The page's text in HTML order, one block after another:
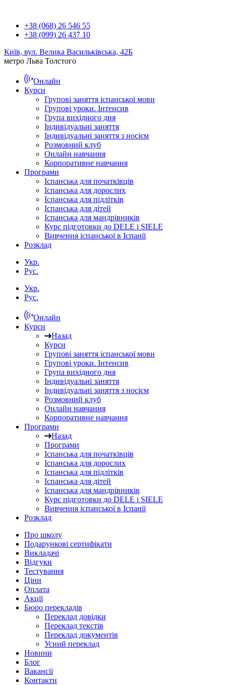
+38 (068) 26 546 55
+38 (099) 26 437 10
Київ, вул. Велика Васильківська, 42Б
метро Льва Толстого
Онлайн
Курси
Групові заняття іспанської мови
Групові уроки. Інтенсив
Група вихідного дня
Індивідуальні заняття
Індивідуальні заняття з носієм
Розмовний клуб
Онлайн навчання
Корпоративне навчання
Програми
Іспанська для початківців
Іспанська для дорослих
Іспанська для підлітків
Іспанська для дітей
Іспанська для мандрівників
Курс підготовки до DELE і SIELE
Вивчення іспанської в Іспанії
Розклад
Укр.
Рус.
Укр.
Рус.
Онлайн
Курси
Назад
Курси
Групові заняття іспанської мови
Групові уроки. Інтенсив
Група вихідного дня
Індивідуальні заняття
Індивідуальні заняття з носієм
Розмовний клуб
Онлайн навчання
Корпоративне навчання
Програми
Назад
Програми
Іспанська для початківців
Іспанська для дорослих
Іспанська для підлітків
Іспанська для дітей
Іспанська для мандрівників
Курс підготовки до DELE і SIELE
Вивчення іспанської в Іспанії
Розклад
Про школу
Подарункові сертифікати
Викладачі
Відгуки
Тестування
Ціни
Оплата
Акції
Бюро перекладів
Переклад довідки
Переклад текстів
Переклад документів
Усний переклад
Новини
Блог
Вакансії
Контакти